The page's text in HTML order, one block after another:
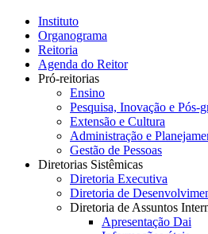
Instituto
Organograma
Reitoria
Agenda do Reitor
Pró-reitorias
Ensino
Pesquisa, Inovação e Pós-
Extensão e Cultura
Administração e
Gestão de Pessoas
Diretorias Sistêmicas
Diretoria Executiva
Diretoria de
Diretoria de Assuntos
Apresentação Dai